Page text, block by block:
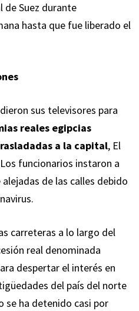
de Suez durante
hasta que fue liberado el
sus televisores para
reales egipcias
a la capital, El
funcionarios instaron a
de las calles debido
carreteras a lo largo del
real denominada
despertar el interés en
del país del norte
se ha detenido casi por